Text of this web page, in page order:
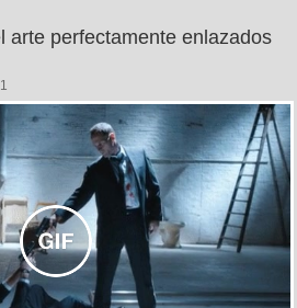
arte perfectamente enlazados